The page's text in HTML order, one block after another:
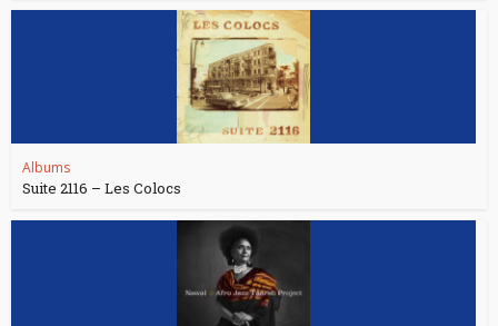
Albums
Suite 2116 – Les Colocs